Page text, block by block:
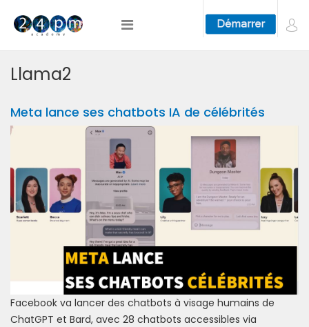
Llama2
Meta lance ses chatbots IA de célébrités
Facebook va lancer des chatbots à visage humains de
ChatGPT et Bard, avec 28 chatbots accessibles via